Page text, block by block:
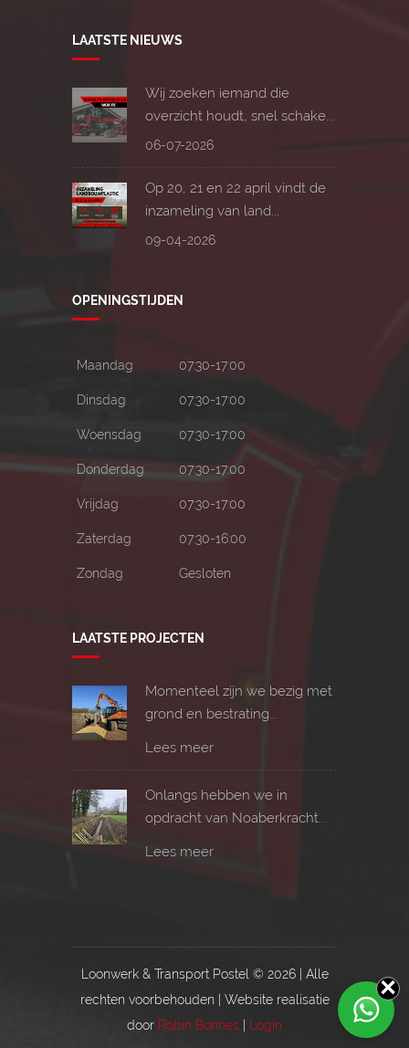
LAATSTE NIEUWS
Wij zoeken iemand die
overzicht houdt, snel schake...
06-07-2026
Op 20, 21 en 22 april vindt de
inzameling van land...
09-04-2026
OPENINGSTIJDEN
Maandag 07:30-17:00
Dinsdag 07:30-17:00
Woensdag 07:30-17:00
Donderdag 07:30-17:00
Vrijdag 07:30-17:00
Zaterdag 07:30-16:00
Zondag Gesloten
LAATSTE PROJECTEN
Momenteel zijn we bezig met
grond en bestrating...
Lees meer
Onlangs hebben we in
opdracht van Noaberkracht...
Lees meer
Loonwerk & Transport Postel © 2026 | Alle
rechten voorbehouden | Website realisatie
door Robin Bonnes Login